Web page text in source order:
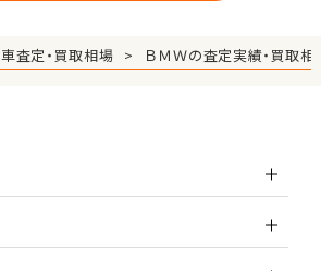
車査定・買取相場 ＢＭＷの査定実績・買取相